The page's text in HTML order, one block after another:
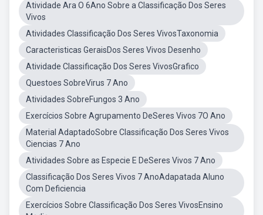
Atividade Ara O 6Ano Sobre a Classificação Dos Seres
Vivos
Atividades Classificação Dos Seres VivosTaxonomia
Caracteristicas GeraisDos Seres Vivos Desenho
Atividade Classificação Dos Seres VivosGrafico
Questoes SobreVirus 7 Ano
Atividades SobreFungos 3 Ano
Exercícios Sobre Agrupamento DeSeres Vivos 7O Ano
Material AdaptadoSobre Classificação Dos Seres Vivos
Ciencias 7 Ano
Atividades Sobre as Especie E DeSeres Vivos 7 Ano
Classificação Dos Seres Vivos 7 AnoAdapatada Aluno
Com Deficiencia
Exercícios Sobre Classificação Dos Seres VivosEnsino